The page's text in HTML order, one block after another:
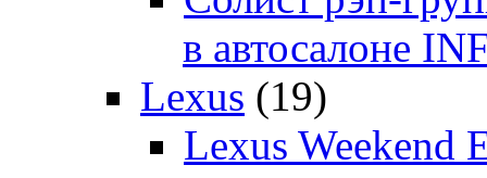
в автосалоне
Lexus (19)
Lexus Weekend